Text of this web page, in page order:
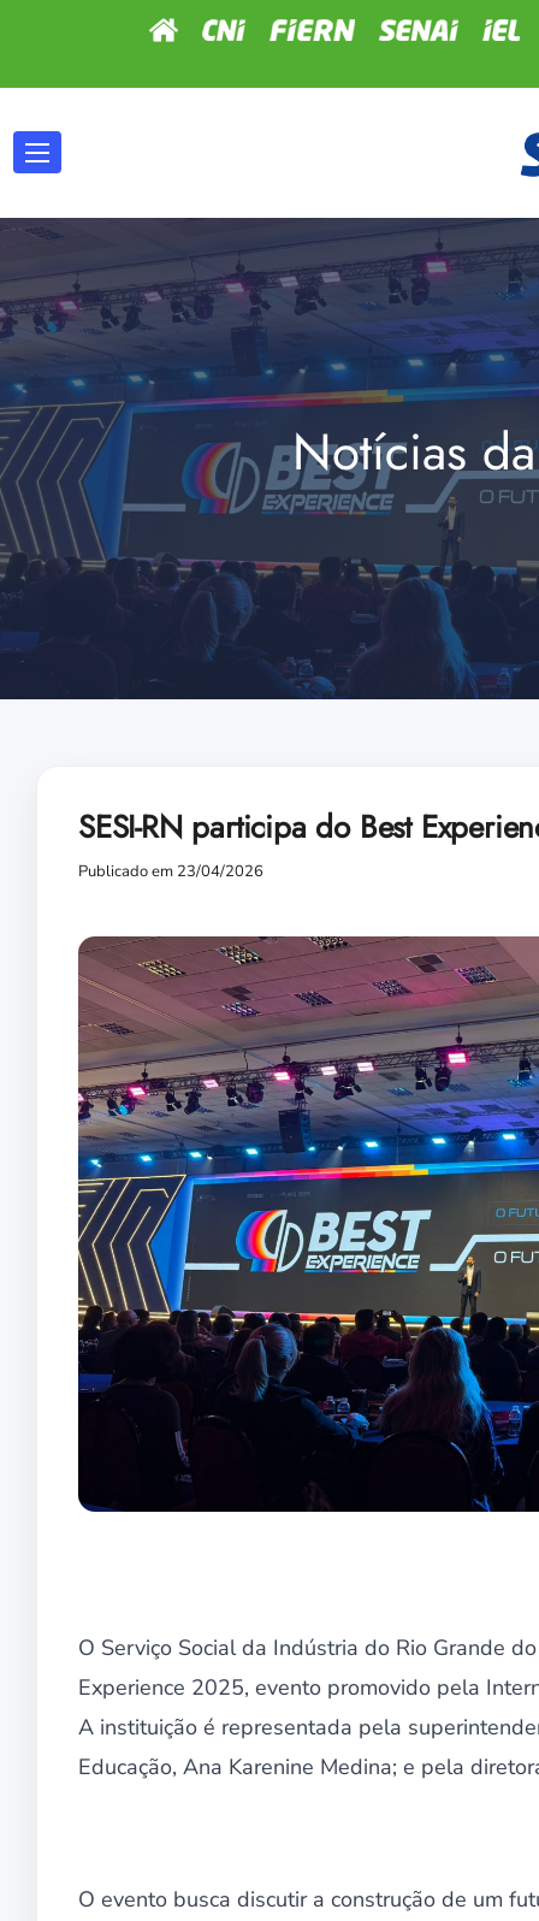
Notícias
SESI-RN participa do Best
Publicado em 23/04/2026
O Serviço Social da Indústria do Rio Grande
Experience 2025, evento promovido pela
A instituição é representada pela
Educação, Ana Karenine Medina; e pela
O evento busca discutir a construção de um